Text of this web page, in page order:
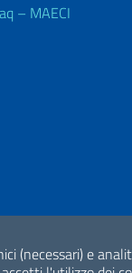
(necessari) e
– MAECI